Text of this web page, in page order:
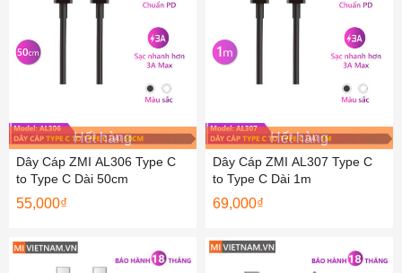
Hết hàng
Dây Cáp ZMI AL306 Type C
to Type C Dài 50cm
55,000₫
Hết hàng
Dây Cáp ZMI AL307 Type C
to Type C Dài 1m
69,000₫